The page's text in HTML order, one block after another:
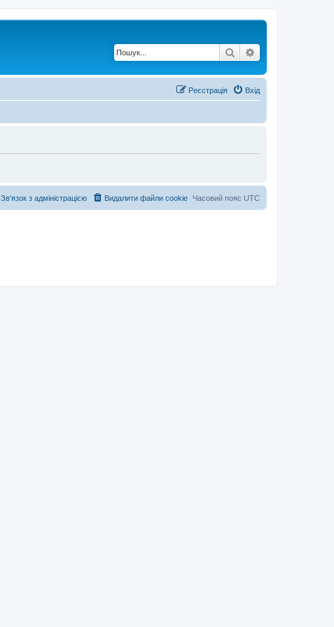
Пошук
Вхід
Реєстрація
Часовий пояс UTC
Видалити файли cookie
Зв'язок з адміністрацією